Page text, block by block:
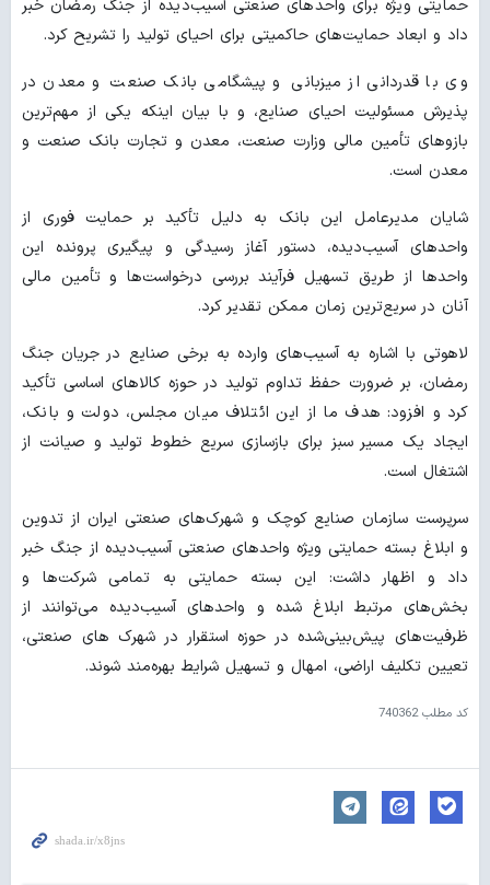
حمایتی ویژه برای واحدهای صنعتی آسیب‌دیده از جنگ رمضان خبر
داد و ابعاد حمایت‌های حاکمیتی برای احیای تولید را تشریح کرد.
وی با قدردانی از میزبانی و پیشگامی بانک صنعت و معدن در
پذیرش مسئولیت احیای صنایع، و با بیان اینکه یکی از مهم‌ترین
بازوهای تأمین مالی وزارت صنعت، معدن و تجارت بانک صنعت و
معدن است.
شایان مدیرعامل این بانک به دلیل تأکید بر حمایت فوری از
واحدهای آسیب‌دیده، دستور آغاز رسیدگی و پیگیری پرونده این
واحدها از طریق تسهیل فرآیند بررسی درخواست‌ها و تأمین مالی
آنان در سریع‌ترین زمان ممکن تقدیر کرد.
لاهوتی با اشاره به آسیب‌های وارده به برخی صنایع در جریان جنگ
رمضان، بر ضرورت حفظ تداوم تولید در حوزه کالاهای اساسی تأکید
کرد و افزود: هدف ما از این ائتلاف میان مجلس، دولت و بانک،
ایجاد یک مسیر سبز برای بازسازی سریع خطوط تولید و صیانت از
اشتغال است.
سرپرست سازمان صنایع کوچک و شهرک‌های صنعتی ایران از تدوین
و ابلاغ بسته حمایتی ویژه واحدهای صنعتی آسیب‌دیده از جنگ خبر
داد و اظهار داشت: این بسته حمایتی به تمامی شرکت‌ها و
بخش‌های مرتبط ابلاغ شده و واحدهای آسیب‌دیده می‌توانند از
ظرفیت‌های پیش‌بینی‌شده در حوزه استقرار در شهرک های صنعتی،
تعیین تکلیف اراضی، امهال و تسهیل شرایط بهره‌مند شوند.
کد مطلب740362